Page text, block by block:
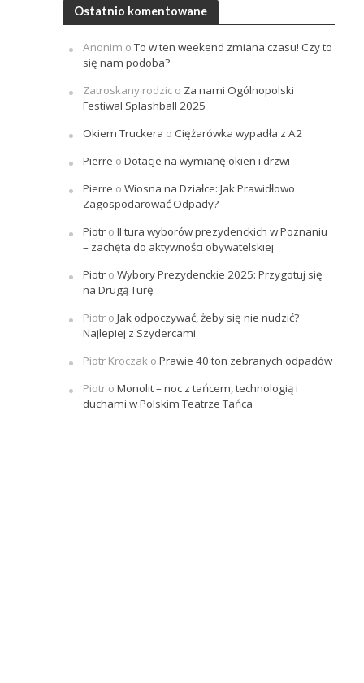
Ostatnio komentowane
Anonim oTo w ten weekend zmiana czasu! Czy to
się nam podoba?
Zatroskany rodzico Za nami Ogólnopolski
Festiwal Splashball 2025
Okiem Truckera o Ciężarówka wypadła z A2
Pierre o Dotacje na wymianę okien i drzwi
Pierre o Wiosna na Działce: Jak Prawidłowo
Zagospodarować Odpady?
Piotro II tura wyborów prezydenckich w Poznaniu
– zachęta do aktywności obywatelskiej
Piotro Wybory Prezydenckie 2025: Przygotuj się
na Drugą Turę
Piotro Jak odpoczywać, żeby się nie nudzić?
Najlepiej z Szydercami
Piotr Kroczako Prawie 40 ton zebranych odpadów
Piotro Monolit – noc z tańcem, technologią i
duchami w Polskim Teatrze Tańca